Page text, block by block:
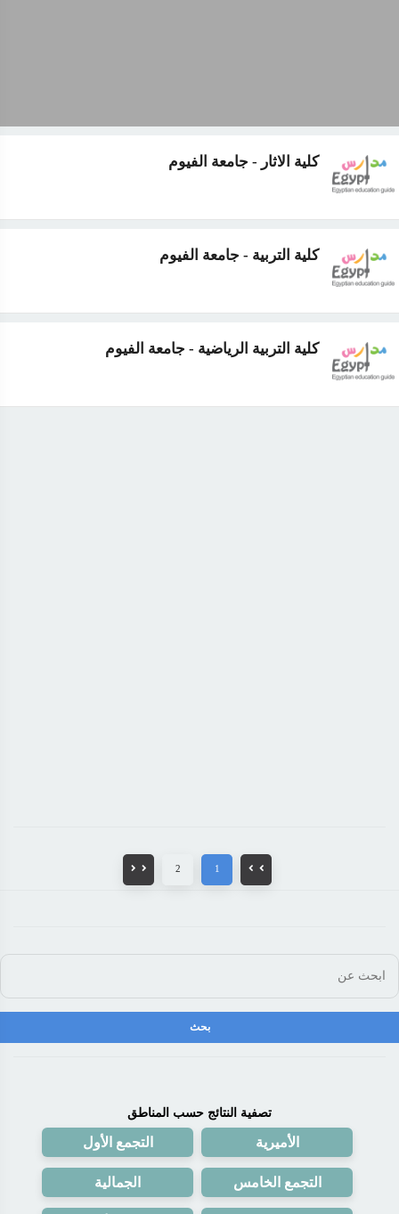
كلية الاثار - جامعة الفيوم
كلية التربية - جامعة الفيوم
كلية التربية الرياضية - جامعة الفيوم
1
2
تصفية النتائج حسب المناطق
الأميرية التجمع الأول
التجمع الخامس الجمالية